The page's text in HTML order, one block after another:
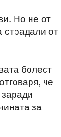
Но не от
страдали от
болест
че
за